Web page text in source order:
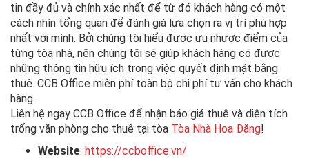
tin đầy đủ và chính xác nhất để từ đó khách hàng có một
cách nhìn tổng quan để đánh giá lựa chọn ra vị trí phù hợp
nhất với mình. Bởi chúng tôi hiểu được ưu nhược điểm của
từng tòa nhà, nên chúng tôi sẽ giúp khách hàng có được
những thông tin hữu ích trong việc quyết định mặt bằng
thuê. CCB Office miễn phí toàn bộ chi phí tư vấn cho khách
hàng.
Liên hệ ngay CCB Office để nhận báo giá thuê và diện tích
trống văn phòng cho thuê tại tòa Tòa Nhà Hoa Đăng!
Website: https://ccboffice.vn/